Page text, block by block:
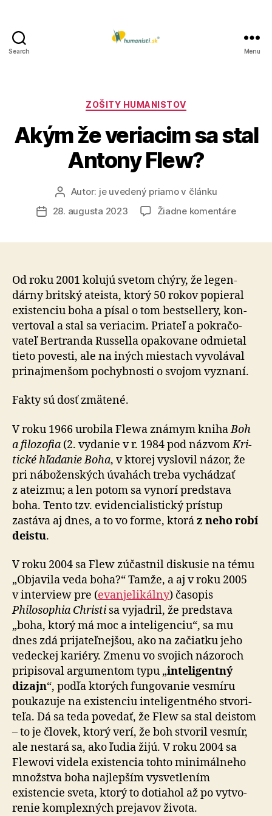
Search Menu
Kategórie
ZOŠITY HUMANISTOV
Akým že veriacim sa stal
Antony Flew?
Autor
článku
Autor: je uvedený priamo v článku
Dátum
28. augusta 2023 Žiadne komentárena
Antony
Od roku 2001 kolujú svetom chýry, že legen­
dárny britský ateista, ktorý 50 rokov po­pie­ral
existenciu boha a písal o tom best­sellery, kon­
ver­toval a stal sa veriacim. Priateľ a po­kra­čo­
vateľ Bertranda Russella opa­ko­vane odmietal
tieto povesti, ale na iných miestach vy­vo­lával
pri­naj­menšom po­chyb­nosti o svojom vyznaní.
Fakty sú dosť zmätené.
V roku 1966 urobila Flewa známym knihaBoh
a fi­lo­zo­fia (2. vy­danie v r. 1984 pod názvomKri­
tické hľa­danie Boha, v ktorej vyslovil názor, že
pri ná­bo­žen­ských úvahách treba vy­chá­dzať
z ateizmu; a len potom sa vy­norí pred­stava
boha. Tento tzv. evi­den­cia­lis­tický prístup
zastáva aj dnes, a to vo forme, ktoráz neho robí
deistu.
V roku 2004 sa Flew zúčastnil diskusie na tému
„Objavila veda boha?“ Tamže, a aj v roku 2005
v inter­view pre (evan­je­li­kálny) časopis
Philosophia Christi sa vyjadril, že predstava
„boha, ktorý má moc a inte­li­gen­ciu“, sa mu
dnes zdá pri­ja­teľ­nejšou, ako na za­čiatku jeho
vedeckej kariéry. Zmenu vo svojich názoroch
pripisoval argu­men­tom typu „inte­li­gen­tný
dizajn“, podľa ktorých fun­go­vanie vesmíru
pou­ka­zuje na existenciu inte­li­gen­tného stvo­ri­
teľa. Dá sa teda povedať, že Flew sa stal deistom
– to je človek, ktorý verí, že boh stvoril vesmír,
ale nestará sa, ako ľudia žijú. V roku 2004 sa
Flewovi videla existencia tohto mini­mál­neho
množstva boha naj­lepším vysvetlením
existencie sveta, ktorý to dotiahol až po vy­tvo­
renie kom­plex­ných prejavov života.